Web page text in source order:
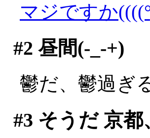
マジですか
#2 昼間(-_-+)
鬱だ、鬱過
#3 そうだ 京都